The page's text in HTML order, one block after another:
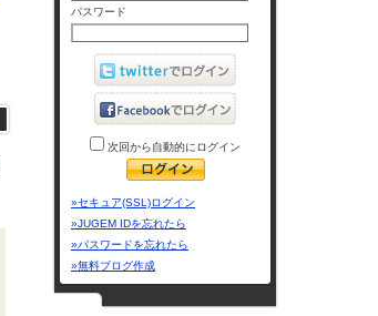
パスワード
次回から自動的にログイン
»セキュア(SSL)ログイン
»JUGEM IDを忘れたら
»パスワードを忘れたら
»無料ブログ作成